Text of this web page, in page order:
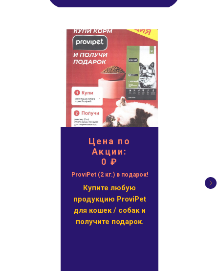
Цена по
Акции:
0 ₽
ProviPet (2 кг.) в подарок!
Купите любую
продукцию ProviPet
для кошек / собак и
получите подарок.